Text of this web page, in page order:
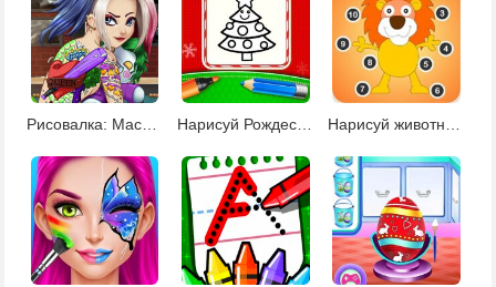
Рисовалка: Мастер татуировок Нарисуй Рождество